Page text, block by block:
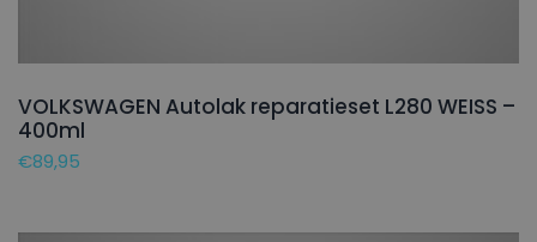
VOLKSWAGEN Autolak reparatieset L280 WEISS –
400ml
€89,95